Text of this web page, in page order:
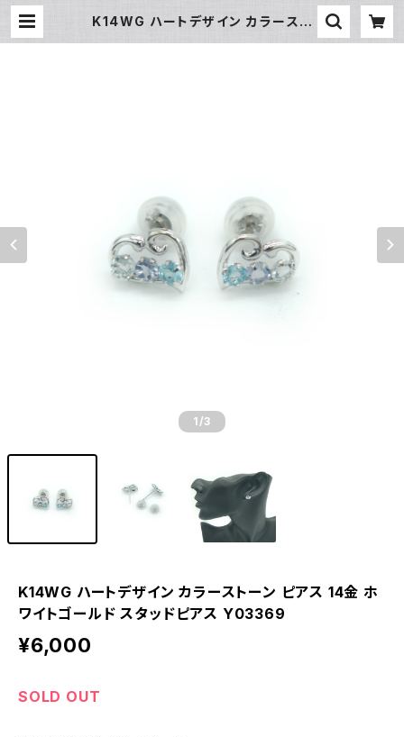
K14WG ハートデザイン カラースト
1 /3
K14WG ハートデザイン カラーストーン ピアス 14金 ホ
ワイトゴールド スタッドピアス Y03369
¥6,000
SOLD OUT